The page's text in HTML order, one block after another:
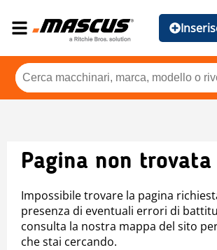
Pagina non trovata
Impossibile trovare la pagina
presenza di eventuali errori di
consulta la nostra mappa del sito
che stai cercando.